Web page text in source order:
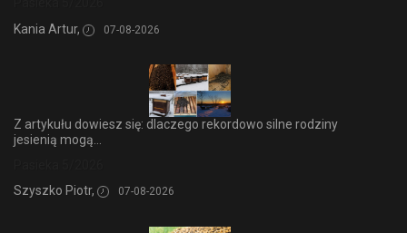
Kania Artur,
07-08-2026
Z artykułu dowiesz się: dlaczego rekordowo silne rodziny
jesienią mogą...
Szyszko Piotr,
07-08-2026